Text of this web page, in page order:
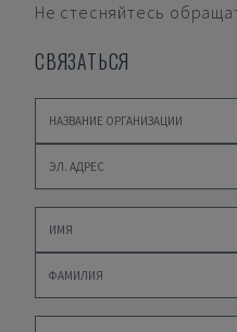
Не стесняйтесь
СВЯЗАТЬСЯ